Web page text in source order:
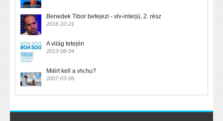
Benedek Tibor befejezi - vlv-interjú, 2. rész
2016-10-21
A világ tetején
2013-08-04
Miért kell a vlv.hu?
2007-03-06